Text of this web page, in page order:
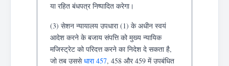
या रहित बंधपत्र निष्पादित करेगा।
(3) सेशन न्यायालय उपधारा (1) के अधीन स्वयं
आदेश करने के बजाय संपत्ति को मुख्य न्यायिक
मजिस्ट्रेट को परिदत्त करने का निदेश दे सकता है,
जो तब उससेधारा 457, 458 और 459 में उपबंधित